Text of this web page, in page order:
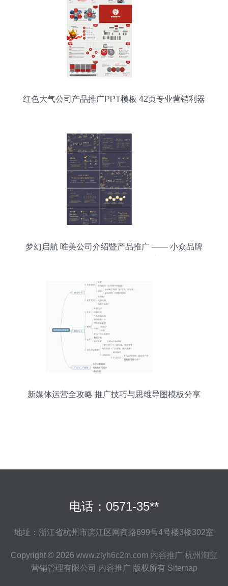
红色大气公司产品推广PPT模板 42页专业营销利器
梦幻启航 唯美公司介绍暨产品推广 —— 小众品牌
新媒体运营全攻略 推广技巧与思维导图模板分享
电话：0571-35**
地址：浙江省杭州市滨江区网商路699号4号楼3楼302室
Copyright © 2026 www.zlyh6c2m.com 内容推广 杭州淘宝
营销管理有限公司 内容推广 版权所有 Sitemap